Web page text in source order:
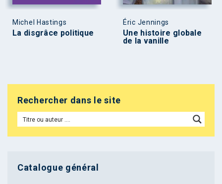
Michel Hastings
La disgrâce politique
Éric Jennings
Une histoire globale
de la vanille
Rechercher dans le site
Catalogue général